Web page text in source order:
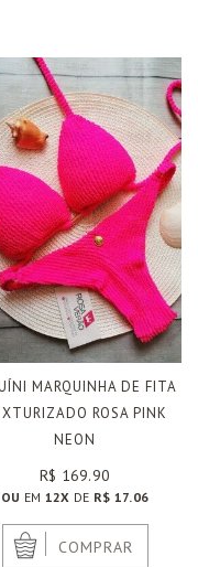
MARQUINHA DE FITA
ROSA PINK
NEON
R$ 169.90
OU EM 12X DE R$ 17.06
COMPRAR